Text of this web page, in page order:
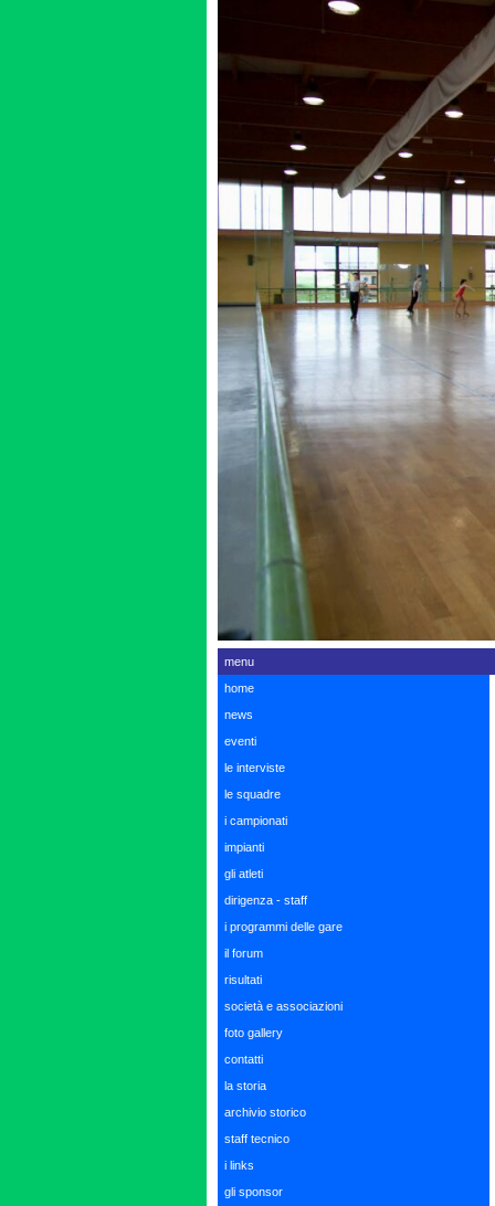
menu
home
news
eventi
le interviste
le squadre
i campionati
impianti
gli atleti
dirigenza - staff
i programmi delle gare
il forum
risultati
società e associazioni
foto gallery
contatti
la storia
archivio storico
staff tecnico
i links
gli sponsor